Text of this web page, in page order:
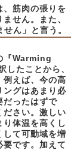
、筋肉の張りを
せん。また、
せん 」と言う。
『Warming
したことから、
例えば、今の高
ングはあまり必
だったはずで
ださい。激しい
体温を高くし
して可動域を増
です。加えて